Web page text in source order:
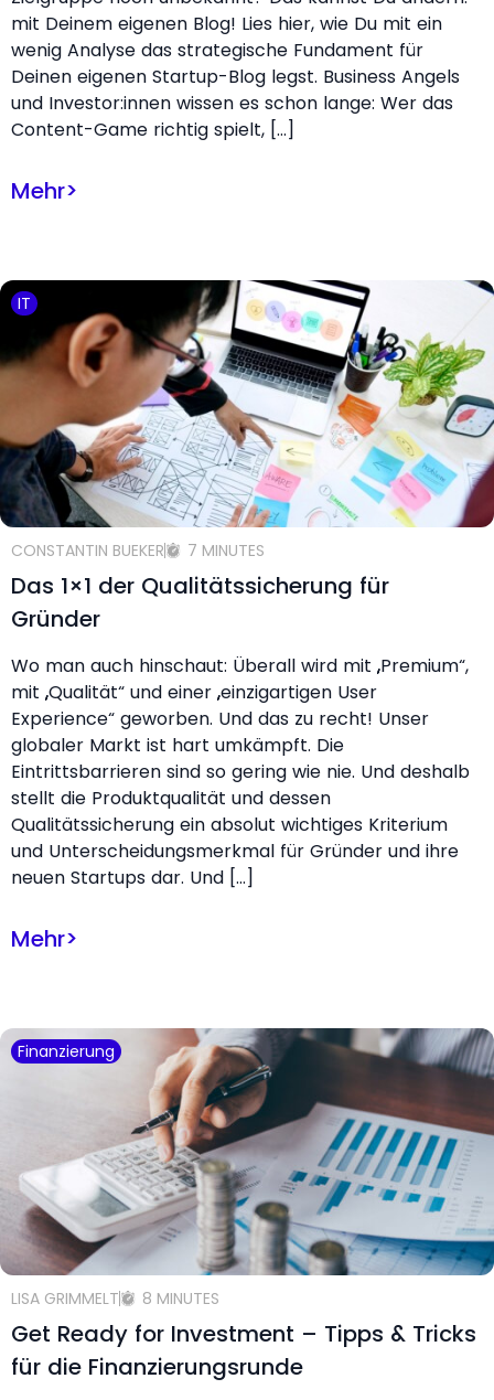
mit Deinem eigenen Blog! Lies hier, wie Du mit ein
wenig Analyse das strategische Fundament für
Deinen eigenen Startup-Blog legst. Business Angels
und Investor:innen wissen es schon lange: Wer das
Content-Game richtig spielt, […]
Mehr>
IT
CONSTANTIN BUEKER 7 MINUTES
Das 1×1 der Qualitätssicherung für
Gründer
Wo man auch hinschaut: Überall wird mit „Premium“,
mit „Qualität“ und einer „einzigartigen User
Experience“ geworben. Und das zu recht! Unser
globaler Markt ist hart umkämpft. Die
Eintrittsbarrieren sind so gering wie nie. Und deshalb
stellt die Produktqualität und dessen
Qualitätssicherung ein absolut wichtiges Kriterium
und Unterscheidungsmerkmal für Gründer und ihre
neuen Startups dar. Und […]
Mehr>
Finanzierung
LISA GRIMMELT 8 MINUTES
Get Ready for Investment – Tipps & Tricks
für die Finanzierungsrunde